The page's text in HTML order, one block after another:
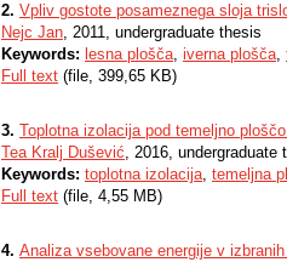
2. Vpliv gostote posameznega sloja
Nejc Jan, 2011, undergraduate thesis
Keywords: lesna plošča, iverna plošča,
Full text (file, 399,65 KB)
3. Toplotna izolacija pod temeljno
Tea Kralj Dušević, 2016, undergraduate
Keywords: toplotna izolacija, temeljna
Full text (file, 4,55 MB)
4. Analiza vsebovane energije v